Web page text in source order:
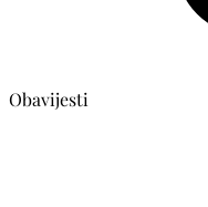
Obavijesti